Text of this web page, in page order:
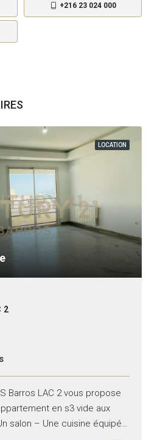
+216 23 024 000
LOCATION
2
Barros LAC 2 vous propose
en s3 vide aux
salon – Une cuisine équipée